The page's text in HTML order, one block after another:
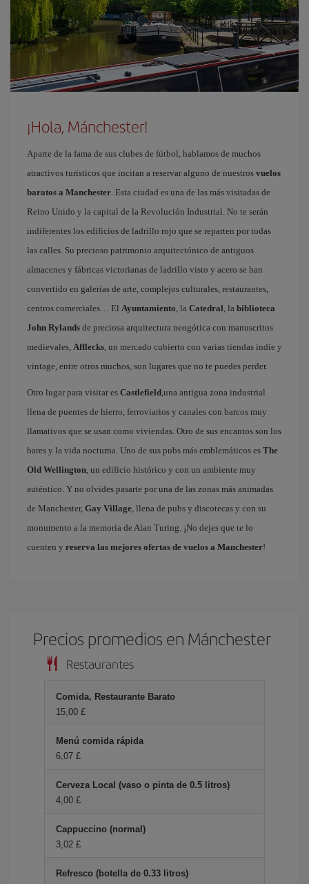
¡Hola, Mánchester!
Aparte de la fama de sus clubes de fútbol, hablamos de muchos
atractivos turísticos que incitan a reservar alguno de nuestros vuelos
baratos a Manchester. Esta ciudad es una de las más visitadas de
Reino Unido y la capital de la Revolución Industrial. No te serán
indiferentes los edificios de ladrillo rojo que se reparten por todas
las calles. Su precioso patrimonio arquitectónico de antiguos
almacenes y fábricas victorianas de ladrillo visto y acero se han
convertido en galerías de arte, complejos culturales, restaurantes,
centros comerciales… El Ayuntamiento, la Catedral, la biblioteca
John Rylands de preciosa arquitectura neogótica con manuscritos
medievales, Afflecks, un mercado cubierto con varias tiendas indie y
vintage, entre otros muchos, son lugares que no te puedes perder.
Otro lugar para visitar es Castlefield,una antigua zona industrial
llena de puentes de hierro, ferroviarios y canales con barcos muy
llamativos que se usan como viviendas. Otro de sus encantos son los
bares y la vida nocturna. Uno de sus pubs más emblemáticos es The
Old Wellington, un edificio histórico y con un ambiente muy
auténtico. Y no olvides pasarte por una de las zonas más animadas
de Manchester, Gay Village, llena de pubs y discotecas y con su
monumento a la memoria de Alan Turing. ¡No dejes que te lo
cuenten y reserva las mejores ofertas de vuelos a Manchester!
Precios promedios en Mánchester
Restaurantes
Comida, Restaurante Barato
15,00 £
Menú comida rápida
6,07 £
Cerveza Local (vaso o pinta de 0.5 litros)
4,00 £
Cappuccino (normal)
3,02 £
Refresco (botella de 0.33 litros)